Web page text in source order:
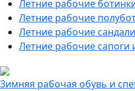
Летние рабочие
Летние рабочие
Летние рабочие
Летние рабочие сапоги
Зимняя рабочая обувь и